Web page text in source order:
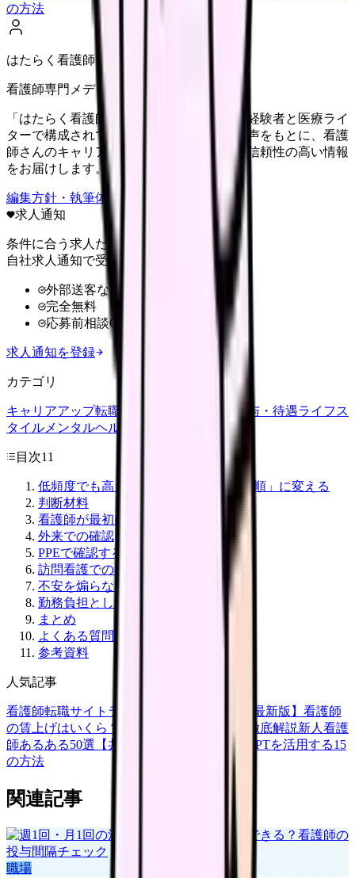
の方法
はたらく看護師さん編集部
看護師専門メディア
「はたらく看護師さん」編集部は、看護師経験者と医療ライ
ターで構成されています。現場のリアルな声をもとに、看護
師さんのキャリア・転職・働き方に関する信頼性の高い情報
をお届けします。
編集方針・執筆体制・監修体制を見る
求人通知
条件に合う求人だけ
自社求人通知で受け取る
外部送客なし
完全無料
応募前相談OK
求人通知を登録
カテゴリ
キャリアアップ転職ガイド 給与・待遇ライフス
タイル メンタルヘルス
目次11
低頻度でも高リスクなニュースは「手順」に変える
判断材料
看護師が最初に見る5項目
外来での確認
PPEで確認すること
訪問看護での考え方
不安を煽らない伝え方
勤務負担としても見る
まとめ
よくある質問
参考資料
人気記事
看護師転職サイトランキングTOP5【2026年最新版】 看護師
の賃上げはいくら？2026年度の最新情報を徹底解説新人看護
師あるある50選【共感必至】
看護師がChatGPTを活用する15
の方法
関連記事
職場